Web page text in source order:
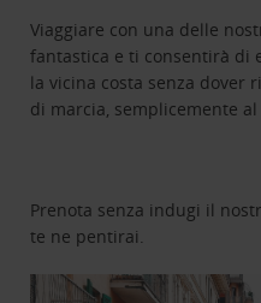
Viaggiare con una delle
fantastica e ti consentirà di
la vicina costa senza dover
di marcia, semplicemente
Prenota senza indugi il
te ne pentirai.